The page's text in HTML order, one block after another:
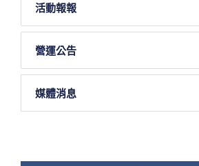
活動報報
營運公告
媒體消息